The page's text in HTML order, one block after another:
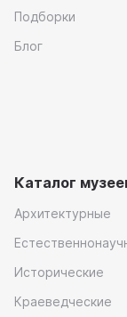
Подборки
Блог
Каталог
Архитектурные
Исторические
Краеведческие